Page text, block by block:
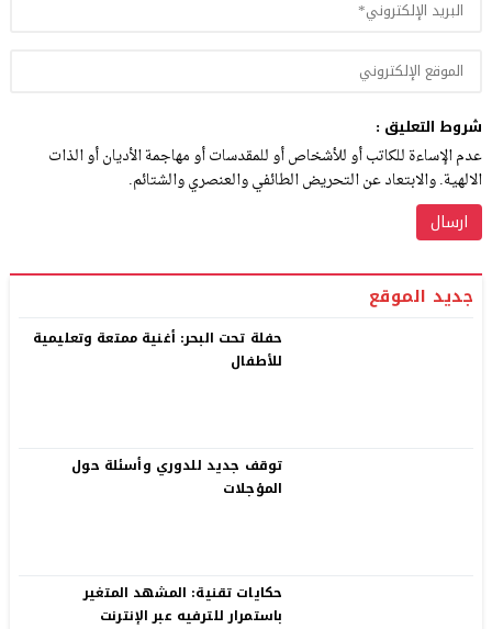
شروط التعليق :
عدم الإساءة للكاتب أو للأشخاص أو للمقدسات أو مهاجمة الأديان أو الذات
الالهية. والابتعاد عن التحريض الطائفي والعنصري والشتائم.
جديد الموقع
حفلة تحت البحر: أغنية ممتعة وتعليمية
للأطفال
توقف جديد للدوري وأسئلة حول
المؤجلات
حكايات تقنية: المشهد المتغير
باستمرار للترفيه عبر الإنترنت